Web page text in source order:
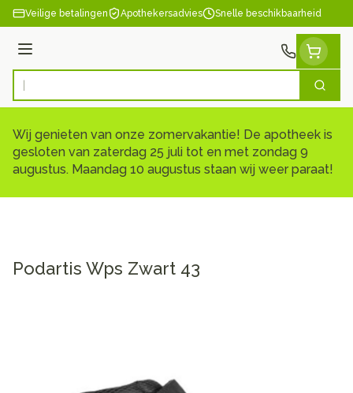
Ga naar de inhoud
Veilige betalingen Apothekersadvies Snelle beschikbaarheid
Menu
Product, merk, categorie... Zoek
Wij genieten van onze zomervakantie! De apotheek is
gesloten van zaterdag 25 juli tot en met zondag 9
augustus. Maandag 10 augustus staan wij weer paraat!
Podartis Wps Zwart 43